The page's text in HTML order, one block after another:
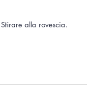
alla rovescia.